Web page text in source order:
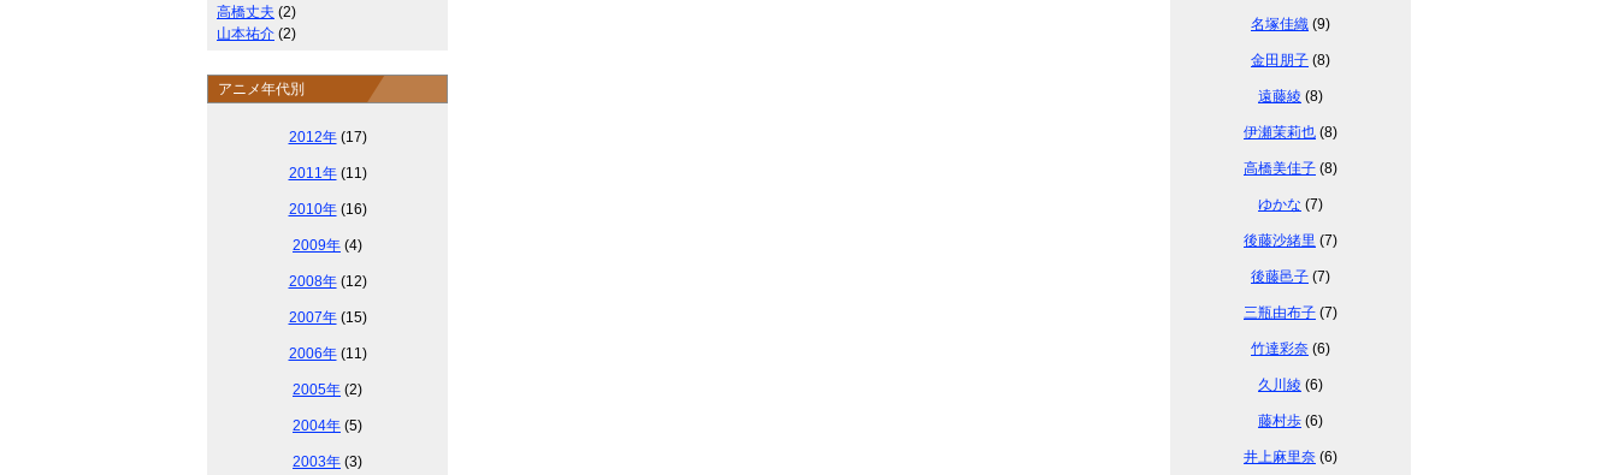
高橋丈夫 (2)
山本祐介 (2)
アニメ年代別
2012年(17)
2011年(11)
2010年(16)
2009年 (4)
2008年(12)
2007年(15)
2006年(11)
2005年 (2)
2004年 (5)
2003年 (3)
名塚佳織 (9)
金田朋子 (8)
遠藤綾 (8)
伊瀬茉莉也 (8)
高橋美佳子 (8)
ゆかな (7)
後藤沙緒里 (7)
後藤邑子 (7)
三瓶由布子 (7)
竹達彩奈 (6)
久川綾 (6)
藤村歩 (6)
井上麻里奈 (6)